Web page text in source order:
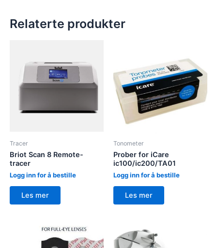
Relaterte produkter
Tracer
Briot Scan 8 Remote-
tracer
Logg inn for å bestille
Les mer
Tonometer
Prober for iCare
ic100/ic200/TA01
Logg inn for å bestille
Les mer